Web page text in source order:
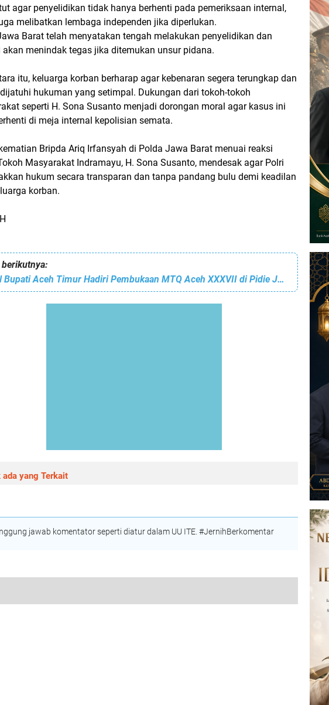
agar penyelidikan tidak hanya berhenti pada pemeriksaan internal,
melibatkan lembaga independen jika diperlukan.
Barat telah menyatakan tengah melakukan penyelidikan dan
akan menindak tegas jika ditemukan unsur pidana.
itu, keluarga korban berharap agar kebenaran segera terungkap dan
hukuman yang setimpal. Dukungan dari tokoh-tokoh
seperti H. Sona Susanto menjadi dorongan moral agar kasus ini
di meja internal kepolisian semata.
Bripda Ariq Irfansyah di Polda Jawa Barat menuai reaksi
Masyarakat Indramayu, H. Sona Susanto, mendesak agar Polri
hukum secara transparan dan tanpa pandang bulu demi keadilan
korban.
berikutnya:
Wakil Bupati Aceh Timur Hadiri Pembukaan MTQ Aceh XXXVII di Pidie Jaya.
ada yang Terkait
jawab komentator seperti diatur dalam UU ITE. #JernihBerkomentar